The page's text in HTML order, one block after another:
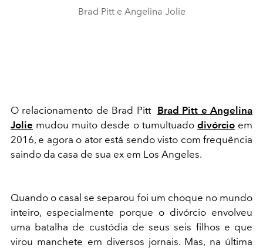
Brad Pitt e Angelina Jolie
O relacionamento de Brad Pitt Brad Pitt e Angelina
Jolie mudou muito desde o tumultuado divórcioem
2016, e agora o ator está sendo visto com frequência
saindo da casa de sua ex em Los Angeles.
Quando o casal se separou foi um choque no mundo
inteiro, especialmente porque o divórcio envolveu
uma batalha de custódia de seus seis filhos e que
virou manchete em diversos jornais. Mas, na última